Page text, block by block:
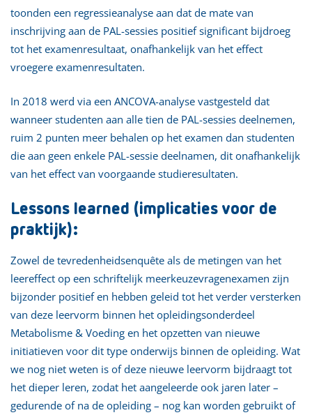
toonden een regressieanalyse aan dat de mate van
inschrijving aan de PAL-sessies positief significant bijdroeg
tot het examenresultaat, onafhankelijk van het effect
vroegere examenresultaten.
In 2018 werd via een ANCOVA-analyse vastgesteld dat
wanneer studenten aan alle tien de PAL-sessies deelnemen,
ruim 2 punten meer behalen op het examen dan studenten
die aan geen enkele PAL-sessie deelnamen, dit onafhankelijk
van het effect van voorgaande studieresultaten.
Lessons learned (implicaties voor de
praktijk):
Zowel de tevredenheidsenquête als de metingen van het
leereffect op een schriftelijk meerkeuzevragenexamen zijn
bijzonder positief en hebben geleid tot het verder versterken
van deze leervorm binnen het opleidingsonderdeel
Metabolisme & Voeding en het opzetten van nieuwe
initiatieven voor dit type onderwijs binnen de opleiding. Wat
we nog niet weten is of deze nieuwe leervorm bijdraagt tot
het dieper leren, zodat het aangeleerde ook jaren later –
gedurende of na de opleiding – nog kan worden gebruikt of